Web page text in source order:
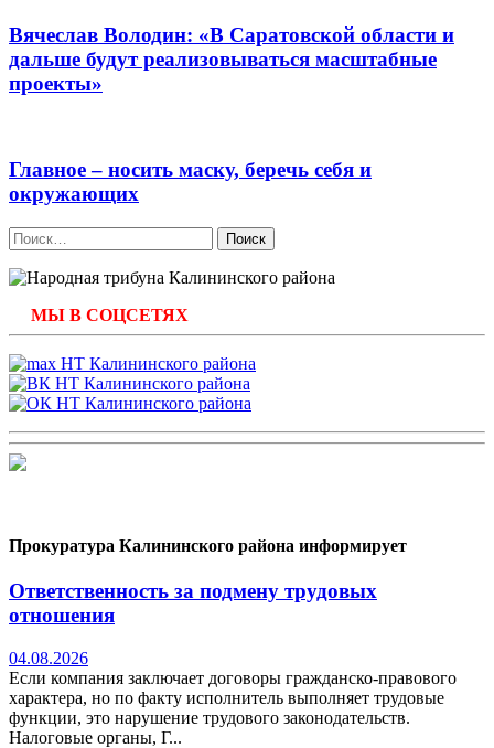
Вячеслав Володин: «В Саратовской области и
дальше будут реализовываться масштабные
проекты»
Главное – носить маску, беречь себя и
окружающих
Найти:
МЫ В СОЦСЕТЯХ
Прокуратура Калининского района информирует
Ответственность за подмену трудовых
отношения
04.08.2026
Если компания заключает договоры гражданско-правового
характера, но по факту исполнитель выполняет трудовые
функции, это нарушение трудового законодательств.
Налоговые органы, Г...